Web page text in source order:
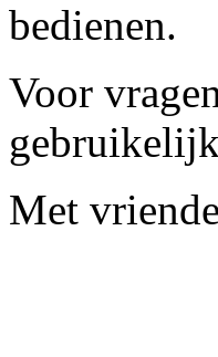
bedienen.
Voor
Met